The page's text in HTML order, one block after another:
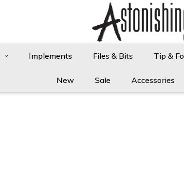
Implements Files & Bits Tip &
New Sale Accessories